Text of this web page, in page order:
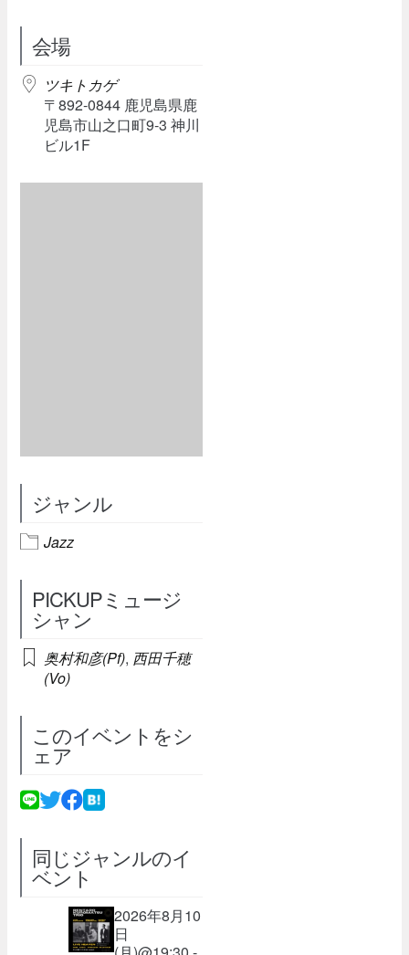
会場
ツキトカゲ
〒892-0844 鹿児島県鹿
児島市山之口町9-3 神川
ビル1F
ジャンル
Jazz
PICKUPミュージ
シャン
奥村和彦(Pf), 西田千穂
(Vo)
このイベントをシ
ェア
同じジャンルのイ
ベント
2026年8月10
日